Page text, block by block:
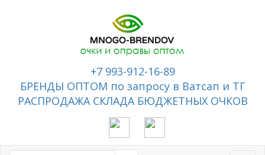
+7 993-912-16-89
БРЕНДЫ ОПТОМ по запросу в Ватсап и ТГ
РАСПРОДАЖА СКЛАДА БЮДЖЕТНЫХ ОЧКОВ